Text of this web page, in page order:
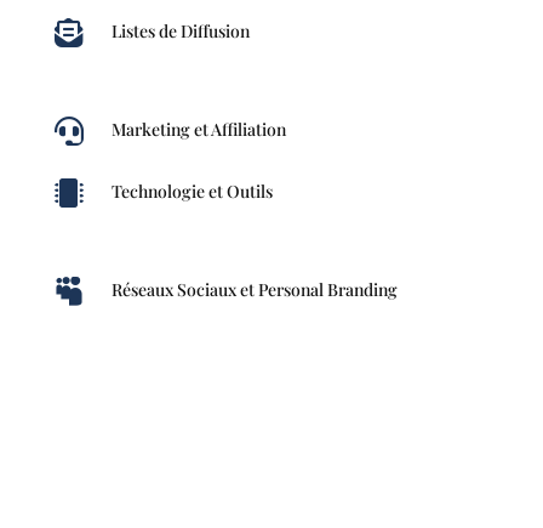
 Listes de Diffusion
 Marketing et Affiliation
 Technologie et Outils
 Réseaux Sociaux et Personal Branding